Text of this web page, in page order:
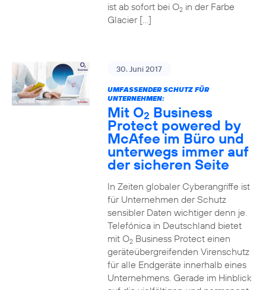
ist ab sofort bei O2in der Farbe
Glacier […]
30. Juni 2017
UMFASSENDER SCHUTZ FÜR
UNTERNEHMEN:
Mit O2 Business
Protect powered by
McAfee im Büro und
unterwegs immer auf
der sicheren Seite
In Zeiten globaler Cyberangriffe ist
für Unternehmen der Schutz
sensibler Daten wichtiger denn je.
Telefónica in Deutschland bietet
mit O2Business Protect einen
geräteübergreifenden Virenschutz
für alle Endgeräte innerhalb eines
Unternehmens. Gerade im Hinblick